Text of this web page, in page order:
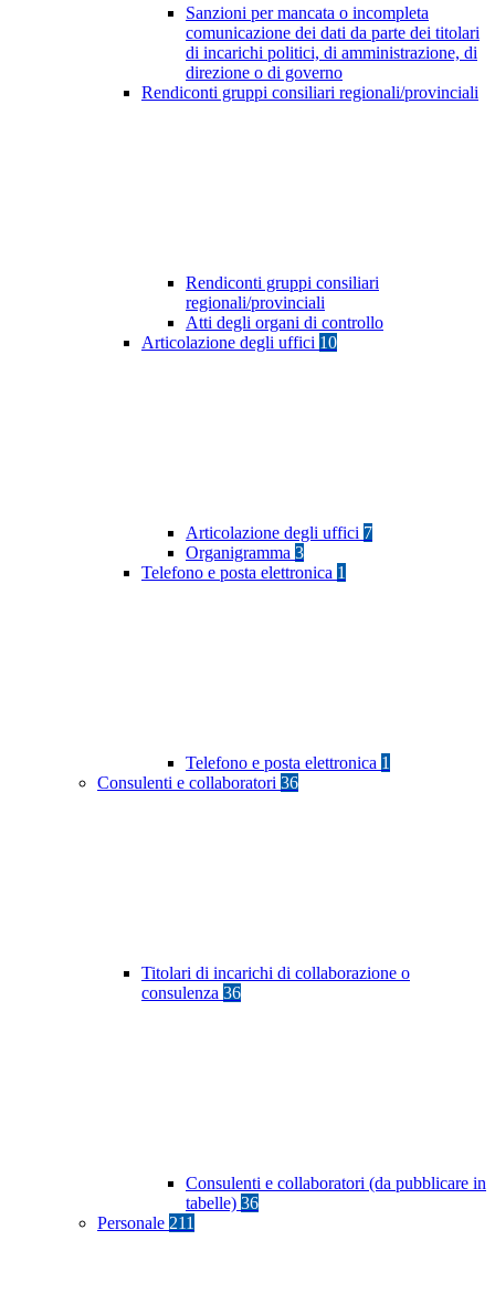
Sanzioni per mancata o incompleta
comunicazione dei dati da parte dei titolari
di incarichi politici, di amministrazione, di
direzione o di governo
Rendiconti gruppi consiliari regionali/provinciali
Rendiconti gruppi consiliari
regionali/provinciali
Atti degli organi di controllo
Articolazione degli uffici 10
Articolazione degli uffici 7
Organigramma 3
Telefono e posta elettronica 1
Telefono e posta elettronica 1
Consulenti e collaboratori 36
Titolari di incarichi di collaborazione o
consulenza 36
Consulenti e collaboratori (da pubblicare in
tabelle) 36
Personale 211